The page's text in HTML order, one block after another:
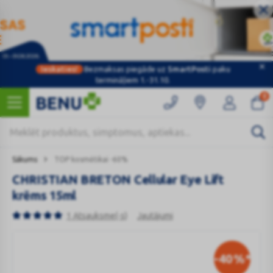
Ieskaties! Bezmaksas piegāde uz SmartPostipaku
termināļiem 1.-31.10.
0
Sākums TOP kosmētikai -60%
1 Atsauksme(-s) Jautājumi
CHRISTIAN BRETON Cellular Eye Lift
krēms 15ml
-40%*